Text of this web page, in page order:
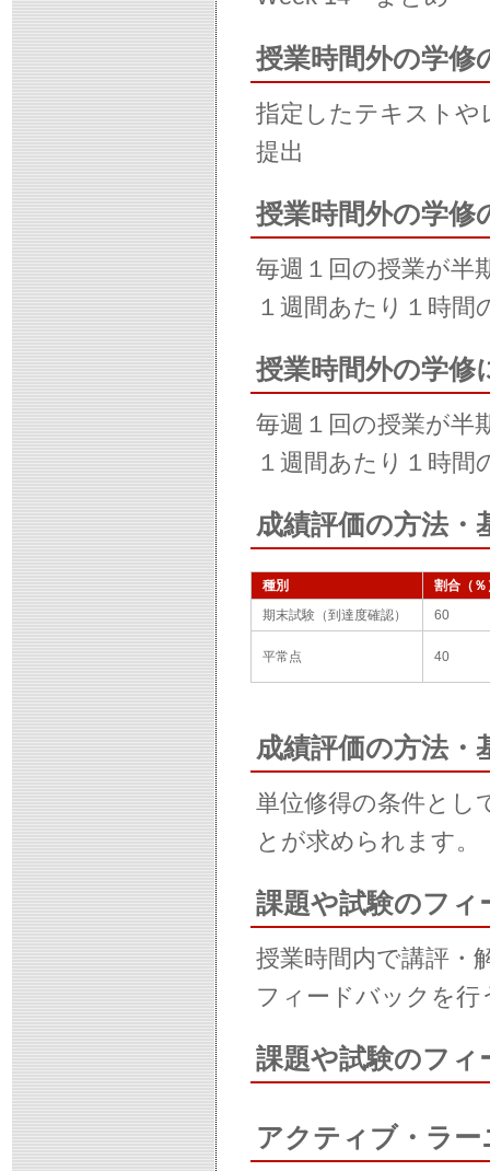
授業時間外の学修
指定したテキストや
提出
授業時間外の学修
毎週１回の授業が半
１週間あたり１時間
授業時間外の学修
毎週１回の授業が半
１週間あたり１時間
成績評価の方法・
種別
割合（％
期末試験（到達度確認）
60
平常点 40
成績評価の方法・
単位修得の条件とし
とが求められます。
課題や試験のフィ
授業時間内で講評・
フィードバックを行
課題や試験のフィ
アクティブ・ラ